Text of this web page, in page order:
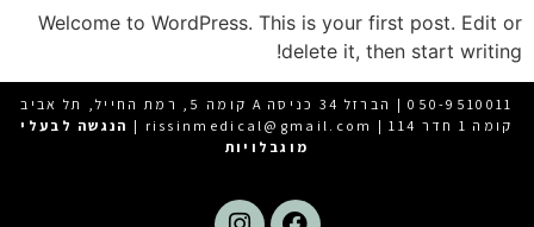
Welcome to WordPress. This is your first post. Edit or
delete it, then start writing!
050-9510011| הברזל 34 כניסה A קומה 5, רמת החייל, תל אביב
קומה 1 חדר 114 | rissinmedical@gmail.com‬ |
הנגשה לבעלי
מוגבלויות